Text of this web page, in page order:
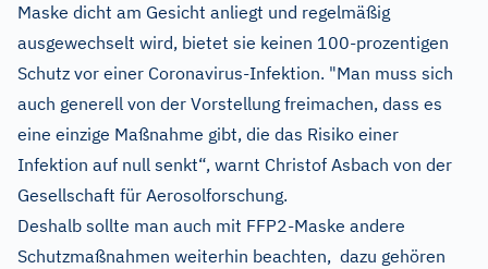
Maske dicht am Gesicht anliegt und regelmäßig
ausgewechselt wird, bietet sie keinen 100-prozentigen
Schutz vor einer Coronavirus-Infektion. "Man muss sich
auch generell von der Vorstellung freimachen, dass es
eine einzige Maßnahme gibt, die das Risiko einer
Infektion auf null senkt“, warnt Christof Asbach von der
Gesellschaft für Aerosolforschung.
Deshalb sollte man auch mit FFP2-Maske andere
Schutzmaßnahmen weiterhin beachten, dazu gehören